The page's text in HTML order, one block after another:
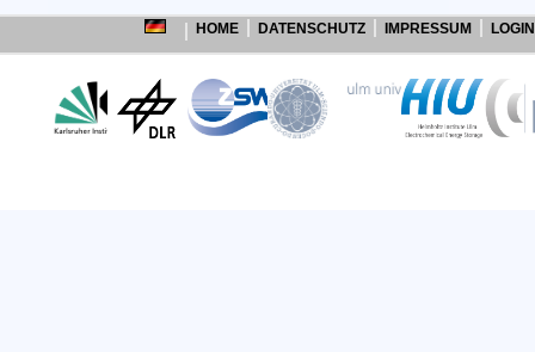
HOME DATENSCHUTZ IMPRESSUM LOGIN